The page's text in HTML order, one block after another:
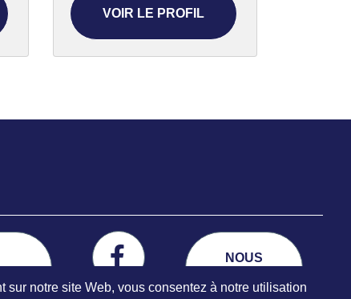
notre site Web, vous consentez à notre utilisation
VOIR LE PROFIL
NOUS